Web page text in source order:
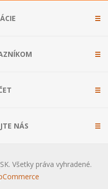
NÁS
Všetky práva vyhradené.